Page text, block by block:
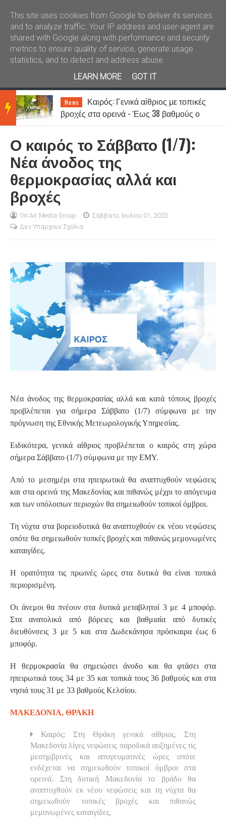
Καλώς ήλθατε Kral News
BRE
AKIN
NEW
News
«Θερίζει» ο καρκίνος – Στοιχεία
σοκ: Ένας στους πέντε ανθρώπους θα
Ο καιρός το Σάββατο (1/7):
Νέα άνοδος της
θερμοκρασίας αλλά και
βροχές
On Air Media Group
Σάββατο, Ιουλίου 01, 2023
Δεν Υπάρχουν Σχόλια
Νέα άνοδος της θερμοκρασίας αλλά και κατά τόπους βροχές
προβλέπεται για σήμερα Σάββατο (1/7) σύμφωνα με την
πρόγνωση της Εθνικής Μετεωρολογικής Υπηρεσίας.
Ειδικότερα, γενικά αίθριος προβλέπεται ο καιρός στη χώρα
σήμερα Σάββατο (1/7) σύμφωνα με την ΕΜΥ.
Από το μεσημέρι στα ηπειρωτικά θα αναπτυχθούν νεφώσεις
και στα ορεινά της Μακεδονίας και πιθανώς μέχρι το απόγευμα
και των υπόλοιπων περιοχών θα σημειωθούν τοπικοί όμβροι.
Τη νύχτα στα βορειοδυτικά θα αναπτυχθούν εκ νέου νεφώσεις
οπότε θα σημειωθούν τοπκές βροχές και πιθανώς μεμονωμένες
καταιγίδες.
Η ορατότητα τις πρωινές ώρες στα δυτικά θα είναι τοπικά
περιορισμένη.
Οι άνεμοι θα πνέουν στα δυτικά μεταβλητοί 3 με 4 μποφόρ.
Στα ανατολικά από βόρειες και βαθμιαία από δυτικές
διευθύνσεις 3 με 5 και στα Δωδεκάνησα πρόσκαιρα έως 6
μποφόρ.
Η θερμοκρασία θα σημειώσει άνοδο και θα φτάσει στα
ηπειρωτικά τους 34 με 35 και τοπικά τους 36 βαθμούς και στα
νησιά τους 31 με 33 βαθμούς Κελσίου.
ΜΑΚΕΔΟΝΙΑ, ΘΡΑΚΗ
Καιρός: Στη Θράκη γενικά αίθριος. Στη
Μακεδονία λίγες νεφώσεις παροδικά αυξημένες τις
μεσημβρινές και απογευματινές ώρες οπότε
ενδέχεται να σημειωθούν τοπικοί όμβροι στα
ορεινά. Στη δυτική Μακεδονία το βράδυ θα
αναπτυχθούν εκ νέου νεφώσεις και τη νύχτα θα
σημειωθούν τοπικές βροχές και πιθανώς
μεμονωμένες καταιγίδες.
This site uses cookies from Google to deliver its services
and to analyze traffic. Your IP address and user-agent are
shared with Google along with performance and security
metrics to ensure quality of service, generate usage
statistics, and to detect and address abuse.
LEARN MORE
GOT IT